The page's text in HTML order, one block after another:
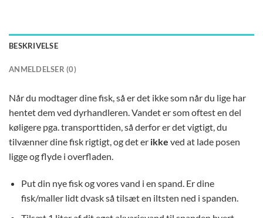
BESKRIVELSE
ANMELDELSER (0)
Når du modtager dine fisk, så er det ikke som når du lige har
hentet dem ved dyrhandleren. Vandet er som oftest en del
køligere pga. transporttiden, så derfor er det vigtigt, du
tilvænner dine fisk rigtigt, og det er ikke ved at lade posen
ligge og flyde i overfladen.
Put din nye fisk og vores vand i en spand. Er dine
fisk/maller lidt dvask så tilsæt en iltsten ned i spanden.